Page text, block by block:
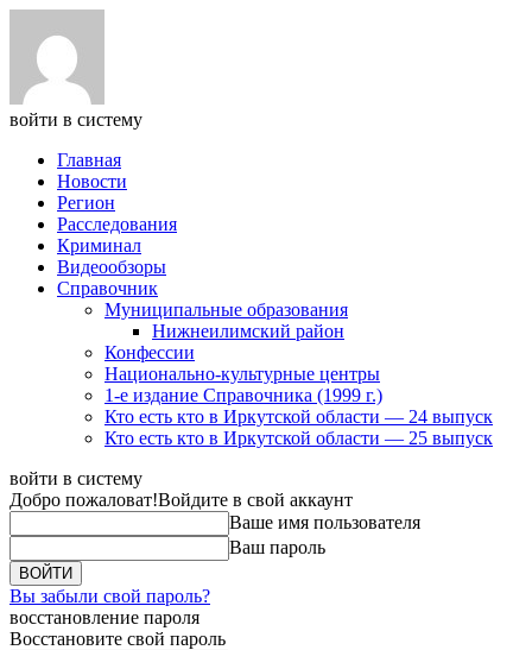
войти в систему
Главная
Новости
Регион
Расследования
Криминал
Видеообзоры
Справочник
Муниципальные образования
Нижнеилимский район
Конфессии
Национально-культурные центры
1-е издание Справочника (1999 г.)
Кто есть кто в Иркутской области — 24 выпуск
Кто есть кто в Иркутской области — 25 выпуск
войти в систему
Добро пожаловат!Войдите в свой аккаунт
Ваше имя пользователя
Ваш пароль
Вы забыли свой пароль?
восстановление пароля
Восстановите свой пароль